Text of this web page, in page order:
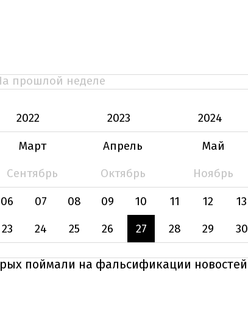
прошлой неделе
2022 2023
2024
Март Апрель Май
Сентябрь Октябрь Ноябрь
06 07 08 09 10 11 12 13
23 24 25 26 27 28 29 30
поймали на фальсификации новостей